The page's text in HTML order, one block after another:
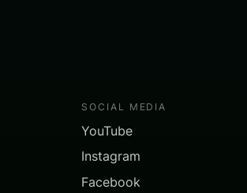
SOCIAL MEDIA
YouTube
Instagram
Facebook